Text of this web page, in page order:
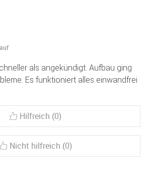
als angekündigt. Aufbau ging
Es funktioniert alles einwandfrei
Hilfreich (0)
Nicht hilfreich (0)